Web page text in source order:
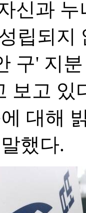
신과
립되지
구' 지
보고 있
대해
했다.